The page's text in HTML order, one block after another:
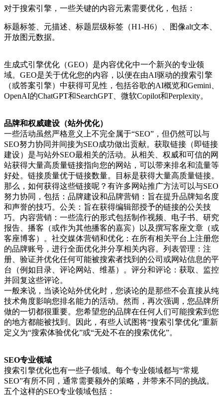
对于搜索引擎，一些关键的内容元素需要优化，包括：
标题标签、元描述、标题层级标签（H1-H6）、图像alt文本、
开放图元数据。
生成式引擎优化（GEO）是内容优化中一个新兴的专业领
域。GEO是关于优化您的内容，以便在由AI驱动的搜索引擎
（或答案引擎）中获得可见性，包括谷歌的AI概览和Gemini、
OpenAI的ChatGPT和SearchGPT、微软Copilot和Perplexity。
品牌和权威建设（站外优化）
一些活动虽然严格意义上不完全属于“SEO”，但仍然可以与
SEO努力协同并间接为SEO成功做出贡献。获取链接（即链接
建设）是与站外SEO最相关的活动。从相关、权威和可信的网
站获得大量高质量链接指向您的网站，可以带来排名和流量等
好处。链接质量优于链接数量。目标是获得大量高质量链接。
那么，如何获得这些链接呢？有许多网站推广方法可以与SEO
努力协同，包括：品牌建设和品牌营销：旨在提升品牌知名度
和声誉的技巧。公关：旨在获得编辑部授予的链接的公关技
巧。内容营销：一些流行的形式包括制作视频、电子书、研究
报告、播客（或作为其他播客的嘉宾）以及撰写客座文章（或
客座博客）。社交媒体营销和优化：在所有相关平台上注册您
的品牌账号，进行全面优化并分享相关内容。列表管理：注
册、验证并优化任何可能被搜索者找到的公司或网站信息的平
台（例如目录、评论网站、维基）。评分和评论：获取、监控
并回复这些评论。
一般来说，当谈论站外优化时，您谈论的是那些不会直接从纯
技术角度影响您排名能力的活动。然而，再次强调，您品牌所
做的一切都很重要。您希望您的品牌在任何人们可能搜索到您
的地方都能被找到。因此，有些人试图将“搜索引擎优化”重新
定义为“搜索体验优化”或“无处不在的搜索优化”。
SEO专业领域
搜索引擎优化也有一些子领域。每个专业领域都与“常规
SEO”有所不同，通常需要额外的策略，并带来不同的挑战。
五个这样的SEO专业领域包括：